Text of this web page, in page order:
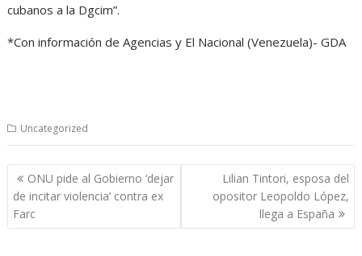
cubanos a la Dgcim”.
*Con información de Agencias y El Nacional (Venezuela)- GDA
Uncategorized
Navegación
de
entradas
ONU pide al Gobierno ‘dejar
de incitar violencia’ contra ex
Farc
Lilian Tintori, esposa del
opositor Leopoldo López,
llega a España